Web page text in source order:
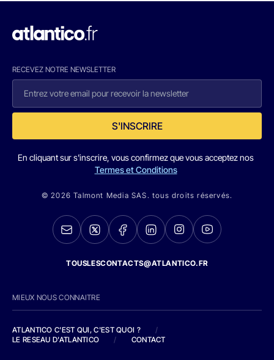
RECEVEZ NOTRE NEWSLETTER
S'INSCRIRE
En cliquant sur s'inscrire, vous confirmez que vous acceptez nos
Termes et Conditions
© 2026 Talmont Media SAS. tous droits réservés.
TOUSLESCONTACTS@ATLANTICO.FR
MIEUX NOUS CONNAITRE
ATLANTICO C'EST QUI, C'EST QUOI ?
/
LE RESEAU D'ATLANTICO
/ CONTACT